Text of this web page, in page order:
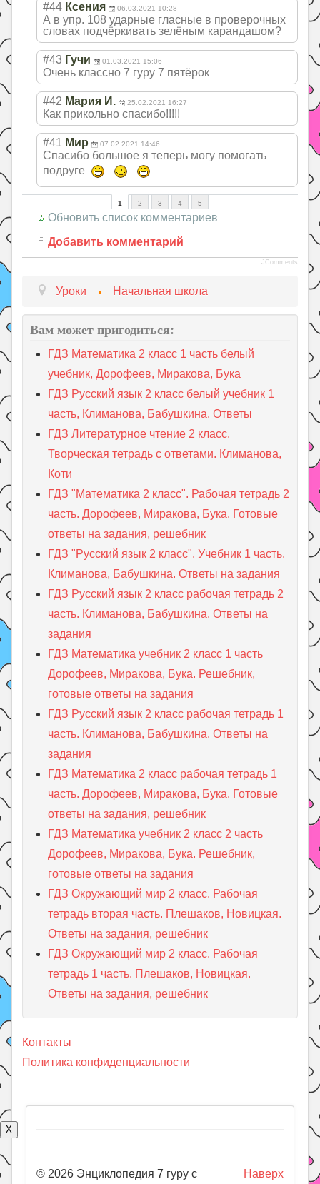
#44 Ксения 06.03.2021 10:28
А в упр. 108 ударные гласные в проверочных
словах подчёркивать зелёным карандашом?
#43 Гучи 01.03.2021 15:06
Очень классно 7 гуру 7 пятёрок
#42 Мария И. 25.02.2021 16:27
Как прикольно спасибо!!!!!
#41 Мир 07.02.2021 14:46
Спасибо большое я теперь могу помогать
подруге
1 2 3 4 5
Обновить список комментариев
Добавить комментарий
JComments
Уроки Начальная школа
Вам может пригодиться:
ГДЗ Математика 2 класс 1 часть белый
учебник, Дорофеев, Миракова, Бука
ГДЗ Русский язык 2 класс белый учебник 1
часть, Климанова, Бабушкина. Ответы
ГДЗ Литературное чтение 2 класс.
Творческая тетрадь с ответами. Климанова,
Коти
ГДЗ "Математика 2 класс". Рабочая тетрадь 2
часть. Дорофеев, Миракова, Бука. Готовые
ответы на задания, решебник
ГДЗ "Русский язык 2 класс". Учебник 1 часть.
Климанова, Бабушкина. Ответы на задания
ГДЗ Русский язык 2 класс рабочая тетрадь 2
часть. Климанова, Бабушкина. Ответы на
задания
ГДЗ Математика учебник 2 класс 1 часть
Дорофеев, Миракова, Бука. Решебник,
готовые ответы на задания
ГДЗ Русский язык 2 класс рабочая тетрадь 1
часть. Климанова, Бабушкина. Ответы на
задания
ГДЗ Математика 2 класс рабочая тетрадь 1
часть. Дорофеев, Миракова, Бука. Готовые
ответы на задания, решебник
ГДЗ Математика учебник 2 класс 2 часть
Дорофеев, Миракова, Бука. Решебник,
готовые ответы на задания
ГДЗ Окружающий мир 2 класс. Рабочая
тетрадь вторая часть. Плешаков, Новицкая.
Ответы на задания, решебник
ГДЗ Окружающий мир 2 класс. Рабочая
тетрадь 1 часть. Плешаков, Новицкая.
Ответы на задания, решебник
Контакты
Политика конфиденциальности
X
Наверх
© 2026 Энциклопедия 7 гуру с